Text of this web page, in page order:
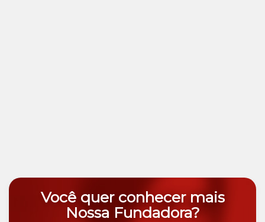
Você quer conhecer mais
Nossa Fundadora?